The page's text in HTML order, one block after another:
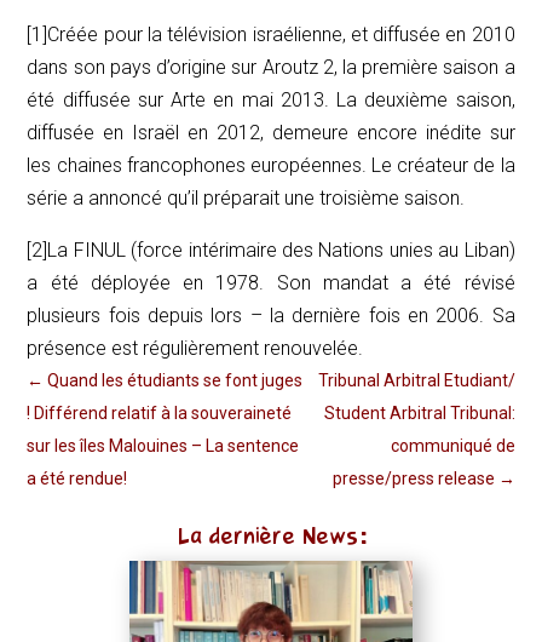
[1]Créée pour la télévision israélienne, et diffusée en 2010
dans son pays d’origine sur Aroutz 2, la première saison a
été diffusée sur Arte en mai 2013. La deuxième saison,
diffusée en Israël en 2012, demeure encore inédite sur
les chaines francophones européennes. Le créateur de la
série a annoncé qu’il préparait une troisième saison.
[2]La FINUL (force intérimaire des Nations unies au Liban)
a été déployée en 1978. Son mandat a été révisé
plusieurs fois depuis lors – la dernière fois en 2006. Sa
présence est régulièrement renouvelée.
←Quand les étudiants se font juges
! Différend relatif à la souveraineté
sur les îles Malouines – La sentence
a été rendue!
Tribunal Arbitral Etudiant/
Student Arbitral Tribunal:
communiqué de
presse/press release →
La dernière News: